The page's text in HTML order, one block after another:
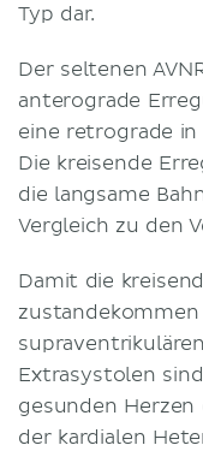
Typ dar.
Der seltenen
anterograde
eine retrograde in
Die kreisende
die langsame
Vergleich zu den
Damit die
Extrasystolen
gesunden Herzen
der kardialen